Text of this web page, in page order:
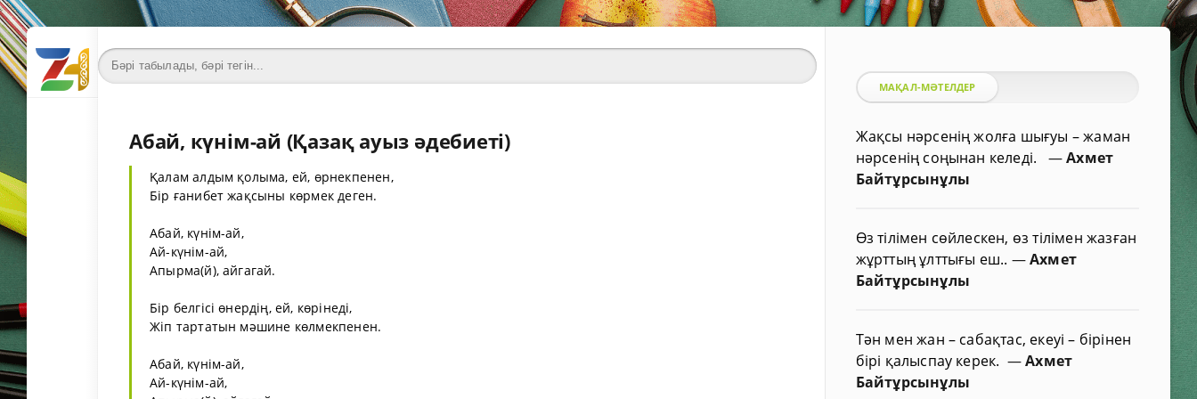
Абай, күнім-ай (Қазақ ауыз әдебиеті)
Қалам алдым қолыма, ей, өрнекпенен,
Бір ғанибет жақсыны көрмек деген.
Абай, күнім-ай,
Ай-күнім-ай,
Апырма(й), айгагай.
Бір белгісі өнердің, ей, көрінеді,
Жіп тартатын мәшине көлмекпенен.
Абай, күнім-ай,
Ай-күнім-ай,
МАҚАЛ-МӘТЕЛДЕР
Жақсы нәрсенің жолға шығуы – жаман
нәрсенің соңынан келеді. —Ахмет
Байтұрсынұлы
Өз тілімен сөйлескен, өз тілімен жазған
жұрттың ұлттығы еш.. —Ахмет
Байтұрсынұлы
Тән мен жан – сабақтас, екеуі – бірінен
бірі қалыспау керек. —Ахмет
Байтұрсынұлы